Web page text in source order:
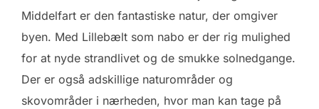
Middelfart er den fantastiske natur, der omgiver
byen. Med Lillebælt som nabo er der rig mulighed
for at nyde strandlivet og de smukke solnedgange.
Der er også adskillige naturområder og
skovområder i nærheden, hvor man kan tage på